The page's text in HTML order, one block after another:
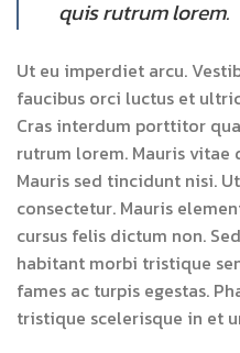
quis rutrum lorem.
Ut eu imperdiet arcu.
faucibus orci luctus et
Cras interdum porttitor
rutrum lorem. Mauris
Mauris sed tincidunt nisi.
consectetur. Mauris
cursus felis dictum non.
habitant morbi tristique
fames ac turpis egestas.
tristique scelerisque in et